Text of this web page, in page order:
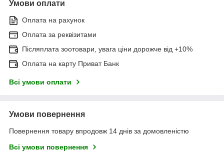
Умови оплати
Оплата на рахунок
Оплата за реквізитами
Післяплата зоотовари, увага ціни дорожче від +10%
Оплата на карту Приват Банк
Всі умови оплати
Умови повернення
Повернення товару впродовж 14 днів за домовленістю
Всі умови повернення